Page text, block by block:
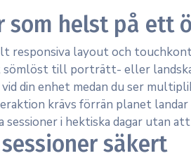
som helst på ett
responsiva layout och
sömlöst till porträtt- eller
din enhet medan du ser
krävs förrän planet landar
i hektiska dagar utan
säkert